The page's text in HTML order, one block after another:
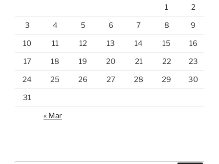
1 2
3 4 5 6 7 8 9
10 11 12 13 14 15 16
17 18 19 20 21 22 23
24 25 26 27 28 29 30
31
« Mar